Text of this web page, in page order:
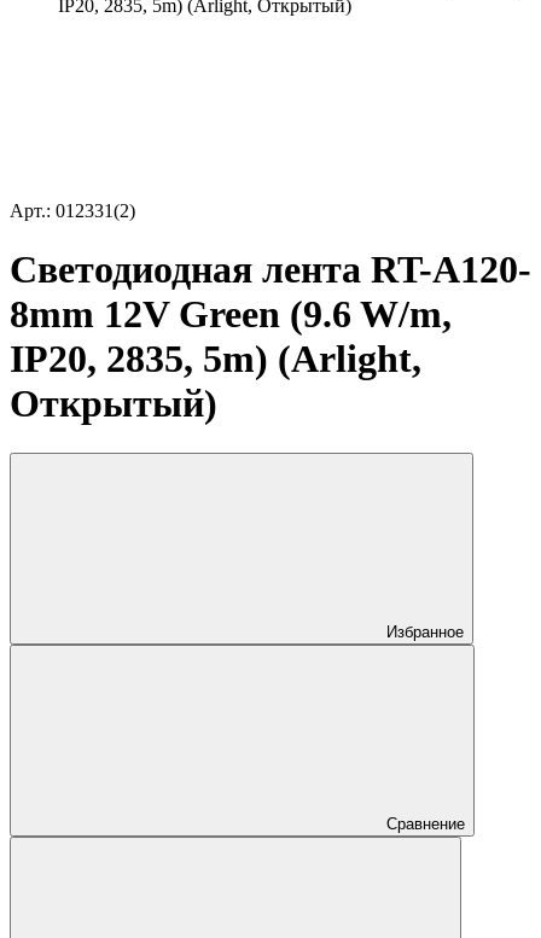
IP20, 2835, 5m) (Arlight, Открытый)
Арт.: 012331(2)
Светодиодная лента RT-A120-
8mm 12V Green (9.6 W/m,
IP20, 2835, 5m) (Arlight,
Открытый)
Избранное
Сравнение